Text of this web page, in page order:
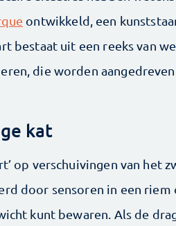
ontwikkeld, een
bestaat uit een reeks van
die worden
kat
op verschuivingen van het
door sensoren in een
kunt bewaren. Als de